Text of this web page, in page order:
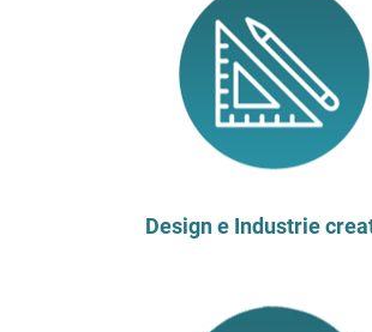
Design e Industrie